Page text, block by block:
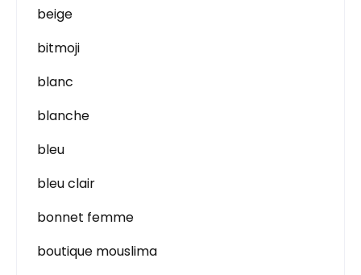
beige
bitmoji
blanc
blanche
bleu
bleu clair
bonnet femme
boutique mouslima